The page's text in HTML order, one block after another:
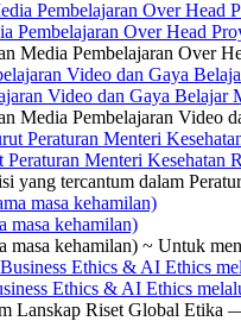
Pembelajaran Over Head
Media Pembelajaran Over
Video dan Gaya Belajar
Media Pembelajaran Video
Menteri Kesehatan
yang tercantum dalam
masa kehamilan)
kehamilan) ~ Untuk
Ethics & AI Ethics
Lanskap Riset Global Etika